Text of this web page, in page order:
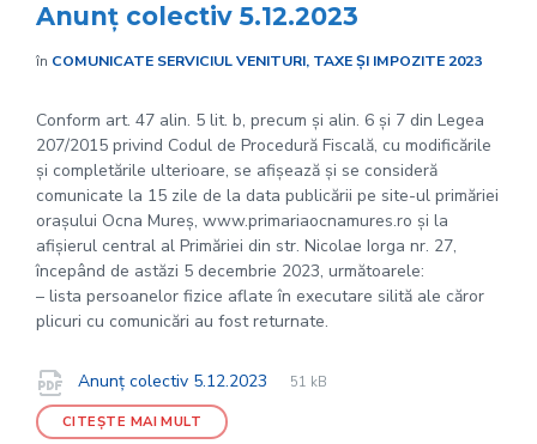
Anunț colectiv 5.12.2023
în COMUNICATE SERVICIUL VENITURI, TAXE ȘI IMPOZITE 2023
Conform art. 47 alin. 5 lit. b, precum și alin. 6 și 7 din Legea
207/2015 privind Codul de Procedură Fiscală, cu modificările
și completările ulterioare, se afișează și se consideră
comunicate la 15 zile de la data publicării pe site-ul primăriei
orașului Ocna Mureș, www.primariaocnamures.ro și la
afișierul central al Primăriei din str. Nicolae Iorga nr. 27,
începând de astăzi 5 decembrie 2023, următoarele:
– lista persoanelor fizice aflate în executare silită ale căror
plicuri cu comunicări au fost returnate.
Documente
Anunț colectiv 5.12.2023
File
pdf
File
51 kB
CITEȘTE MAI MULT